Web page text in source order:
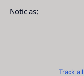
Noticias:
Track